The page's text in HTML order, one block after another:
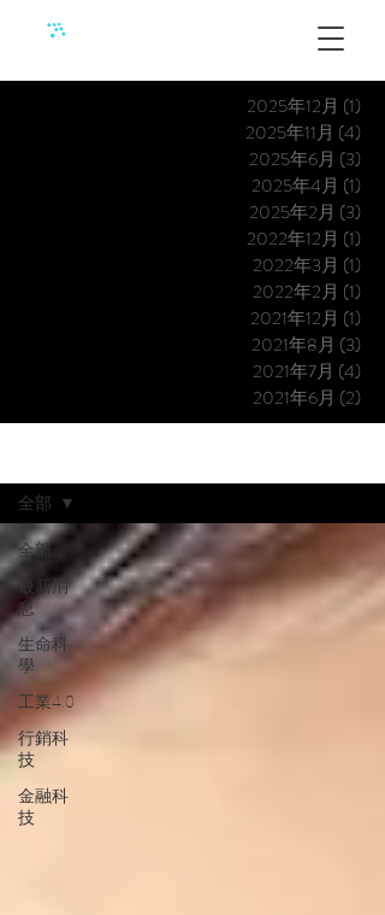
2025年12月 (1)
2025年11月 (4)
2025年6月 (3)
2025年4月 (1)
2025年2月 (3)
2022年12月 (1)
2022年3月 (1)
2022年2月 (1)
2021年12月 (1)
2021年8月 (3)
2021年7月 (4)
2021年6月 (2)
全部
最新消
息
生命科
學
工業4.0
行銷科
技
金融科
技
全部